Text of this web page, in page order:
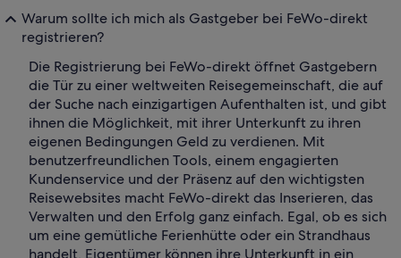
Warum sollte ich mich als Gastgeber bei FeWo-direkt
registrieren?
Die Registrierung bei FeWo-direkt öffnet Gastgebern
die Tür zu einer weltweiten Reisegemeinschaft, die auf
der Suche nach einzigartigen Aufenthalten ist, und gibt
ihnen die Möglichkeit, mit ihrer Unterkunft zu ihren
eigenen Bedingungen Geld zu verdienen. Mit
benutzerfreundlichen Tools, einem engagierten
Kundenservice und der Präsenz auf den wichtigsten
Reisewebsites macht FeWo-direkt das Inserieren, das
Verwalten und den Erfolg ganz einfach. Egal, ob es sich
um eine gemütliche Ferienhütte oder ein Strandhaus